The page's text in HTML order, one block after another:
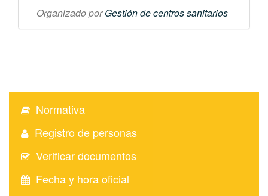
Organizado por Gestión de centros sanitarios
Normativa
Registro de personas
Verificar documentos
Fecha y hora oficial